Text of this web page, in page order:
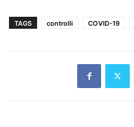
TAGS controlli COVID-19